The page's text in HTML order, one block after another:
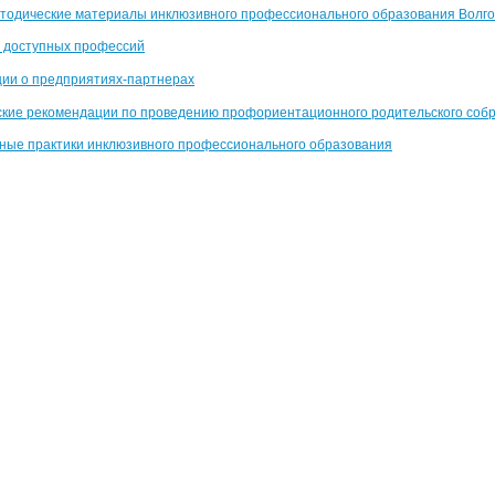
материалы инклюзивного профессионального образования
доступных профессий
о предприятиях-партнерах
рекомендации по проведению профориентационного родительского
практики инклюзивного профессионального образования